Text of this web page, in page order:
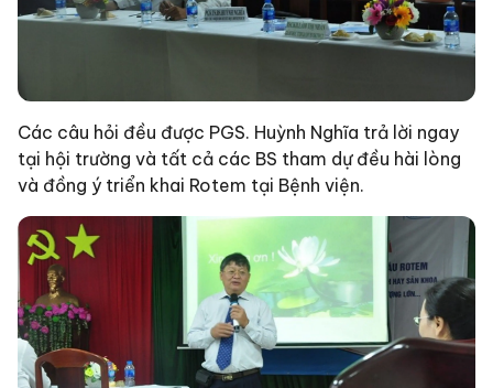
Các câu hỏi đều được PGS. Huỳnh Nghĩa trả lời ngay
tại hội trường và tất cả các BS tham dự đều hài lòng
và đồng ý triển khai Rotem tại Bệnh viện.